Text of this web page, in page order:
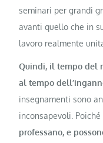
seminari per grandi
avanti quello che in
lavoro realmente
Quindi, il tempo del
al tempo
insegnamenti sono
inconsapevoli. Poiché
professano, e